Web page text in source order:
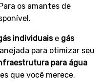
os amantes de
individuaise gás
para otimizar seu
para água
que você merece.